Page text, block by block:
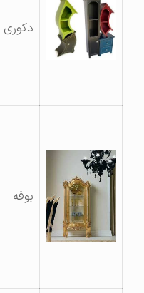
دکوری
بوفه